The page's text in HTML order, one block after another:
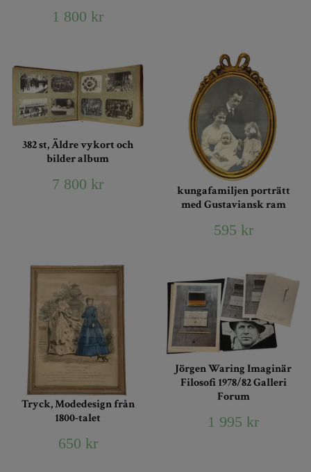
1 800 kr
382 st, Äldre vykort och
bilder album
7 800 kr
kungafamiljen porträtt
med Gustaviansk ram
595 kr
Tryck, Modedesign från
1800-talet
650 kr
Jörgen Waring Imaginär
Filosofi 1978/82 Galleri
Forum
1 995 kr